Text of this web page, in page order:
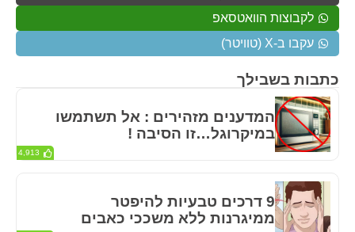
כתבות בשבילך
המדענים מזהירים : אל תשתמשו
במיקרוגל…זו הסיבה !
4,913
9 דרכים טבעיות להיפטר
ממיגרנות ללא משככי כאבים
לקבוצות הוואטסאפ
עקבו ב-X (טוויטר)